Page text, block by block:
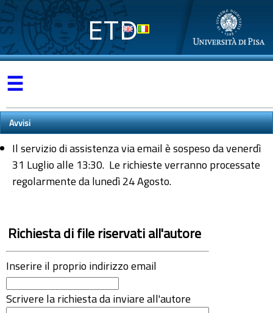
ETD
☰
Avvisi
Il servizio di assistenza via email è sospeso da venerdì
31 Luglio alle 13:30. Le richieste verranno processate
regolarmente da lunedì 24 Agosto.
Richiesta di file riservati all'autore
Inserire il proprio indirizzo email
Scrivere la richiesta da inviare all'autore